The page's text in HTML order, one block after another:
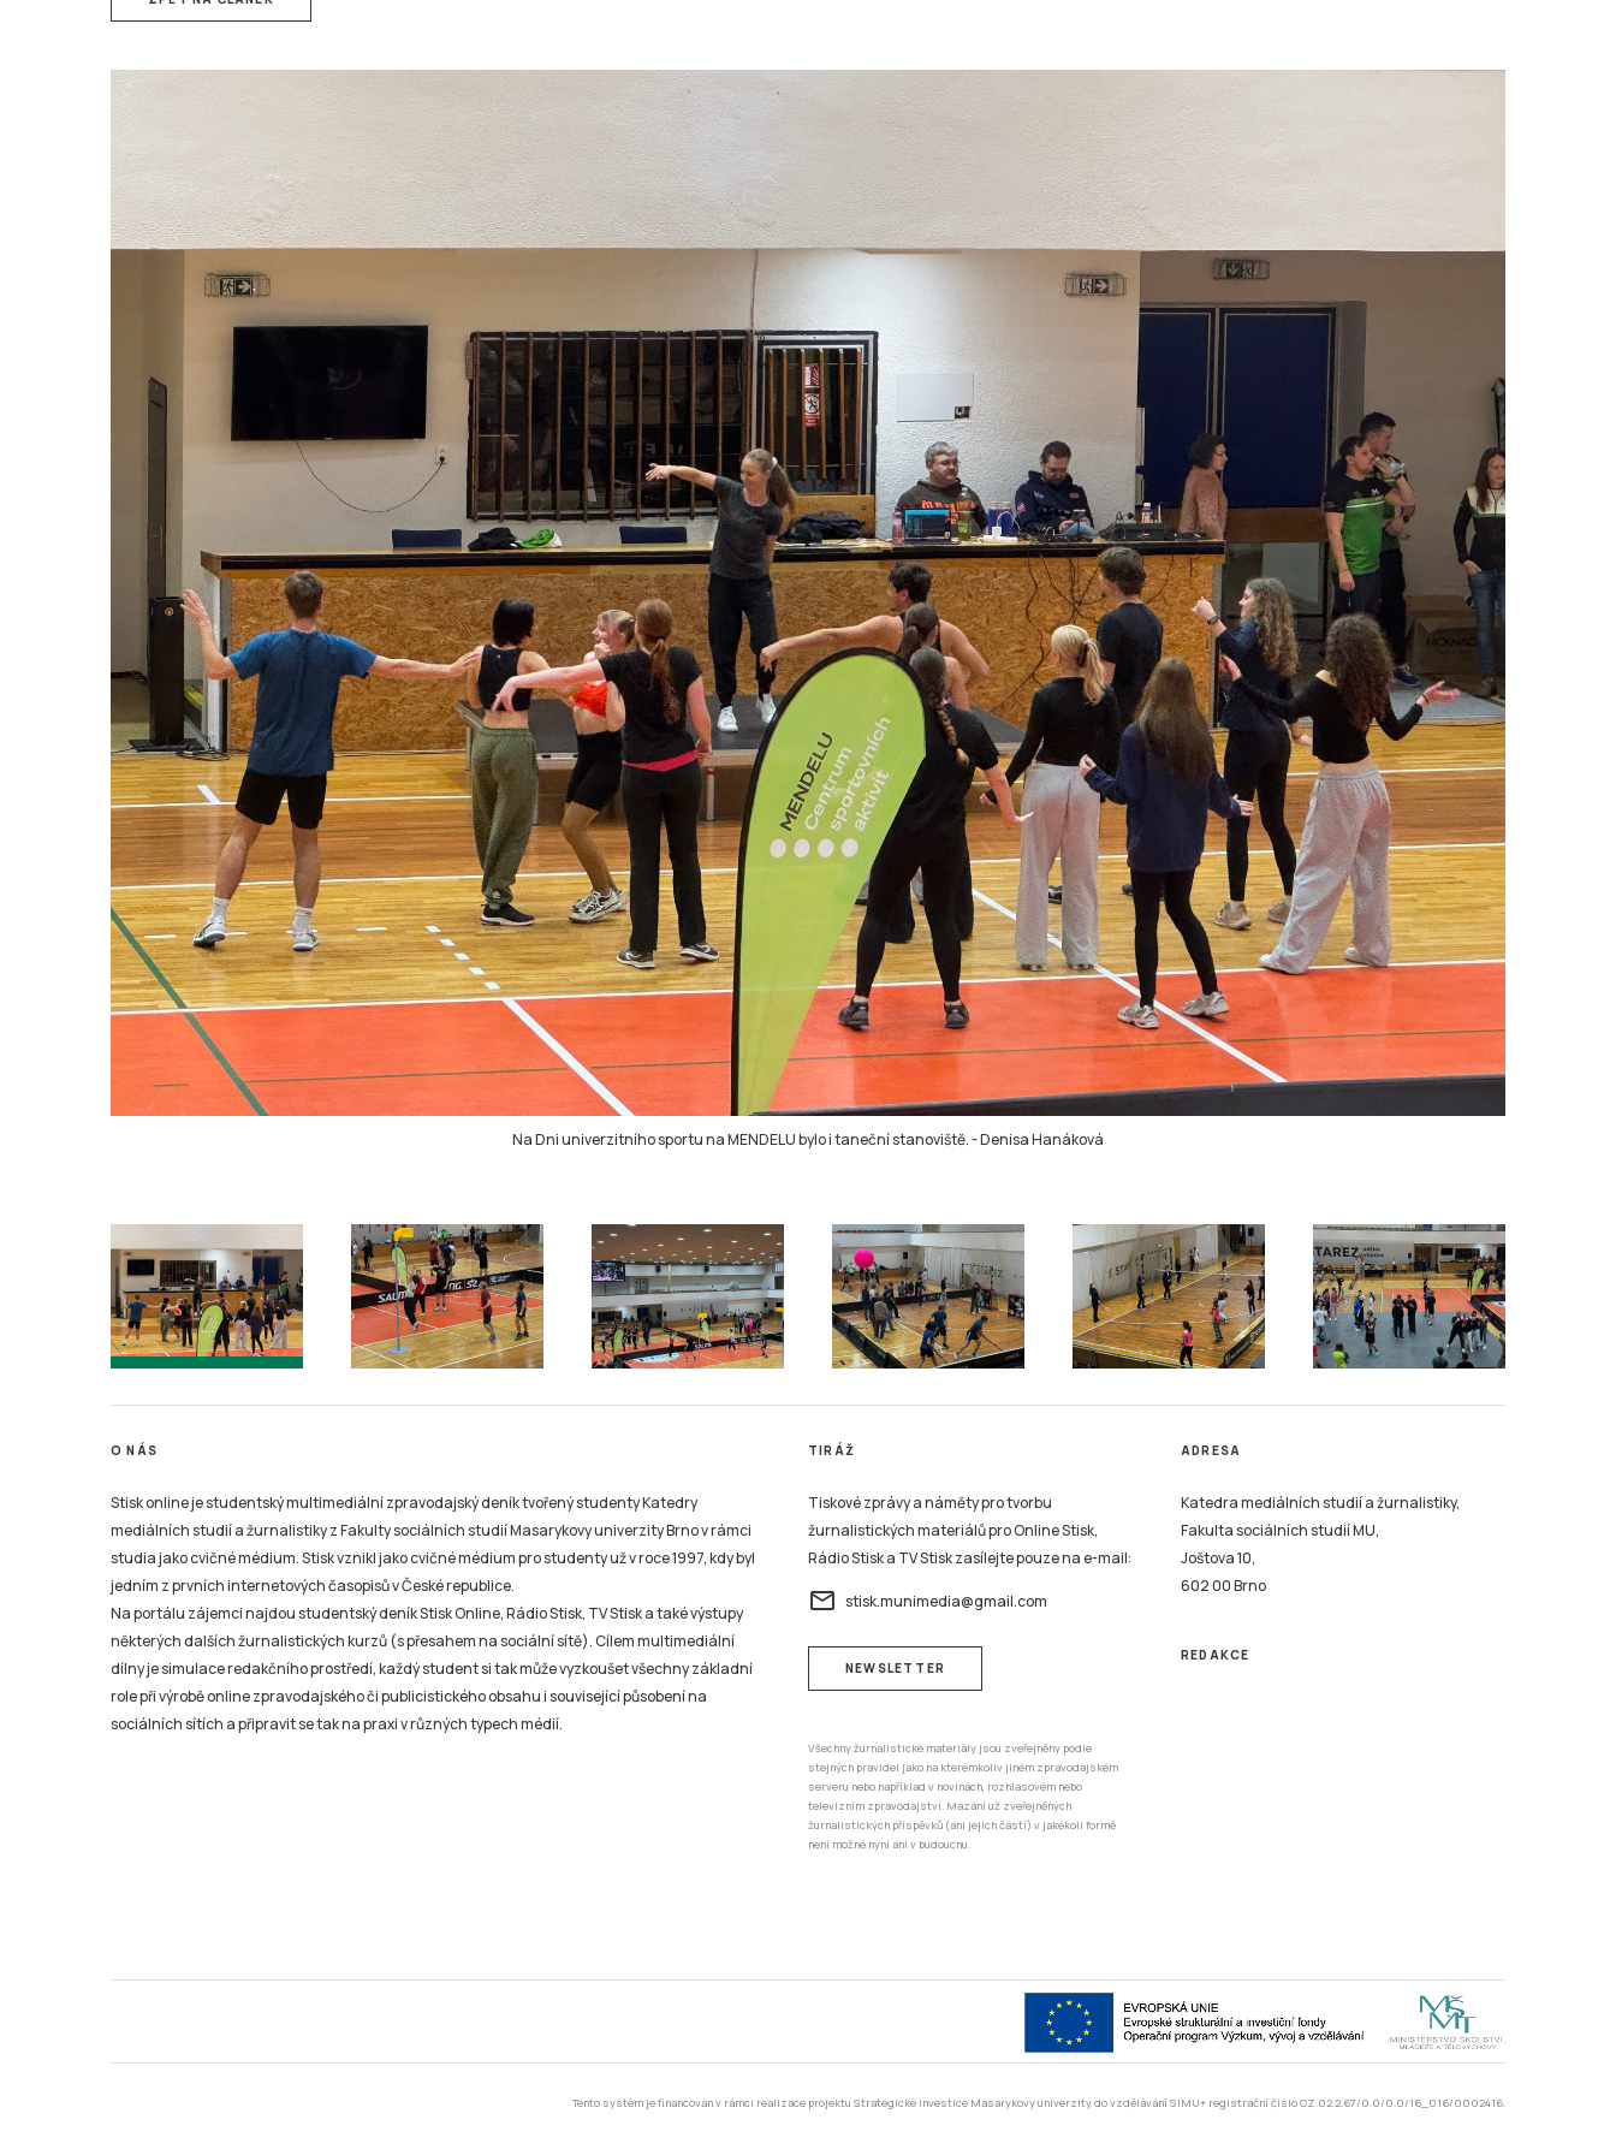
Na Dni univerzitního sportu na MENDELU bylo i taneční stanoviště.-Denisa Hanáková
O NÁS
Stisk online je studentský multimediální zpravodajský deník tvořený studenty Katedry
mediálních studií a žurnalistiky z Fakulty sociálních studií Masarykovy univerzity Brno v rámci
studia jako cvičné médium. Stisk vznikl jako cvičné médium pro studenty už v roce 1997, kdy byl
jedním z prvních internetových časopisů v České republice.
Na portálu zájemci najdou studentský deník Stisk Online, Rádio Stisk, TV Stisk a také výstupy
některých dalších žurnalistických kurzů (s přesahem na sociální sítě). Cílem multimediální
dílny je simulace redakčního prostředí, každý student si tak může vyzkoušet všechny základní
role při výrobě online zpravodajského či publicistického obsahu i související působení na
sociálních sítích a připravit se tak na praxi v různých typech médií.
TIRÁŽ
Tiskové zprávy a náměty pro tvorbu
žurnalistických materiálů pro Online Stisk,
Rádio Stisk a TV Stisk zasílejte pouze na e-mail:
email stisk.munimedia@gmail.com
NEWSLETTER
Všechny žurnalistické materiály jsou zveřejněny podle
stejných pravidel jako na kterémkoliv jiném zpravodajském
serveru nebo například v novinách, rozhlasovém nebo
televizním zpravodajství. Mazání už zveřejněných
žurnalistických příspěvků (ani jejich částí) v jakékoli formě
není možné nyní ani v budoucnu.
ADRESA
Katedra mediálních studií a žurnalistiky,
Fakulta sociálních studií MU,
Joštova 10,
602 00 Brno
REDAKCE
Tento systém je financován v rámci realizace projektu Strategické investice Masarykovy univerzity do vzdělávání SIMU+ registrační číslo CZ.02.2.67/0.0/0.0/16_016/0002416.